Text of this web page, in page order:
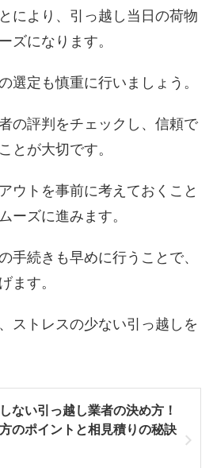
により、引っ越し当日の荷物
ズになります。
選定も慎重に行いましょう。
の評判をチェックし、信頼で
とが大切です。
ウトを事前に考えておくこと
ーズに進みます。
手続きも早めに行うことで、
ます。
ストレスの少ない引っ越しを
ない引っ越し業者の決め方！
のポイントと相見積りの秘訣